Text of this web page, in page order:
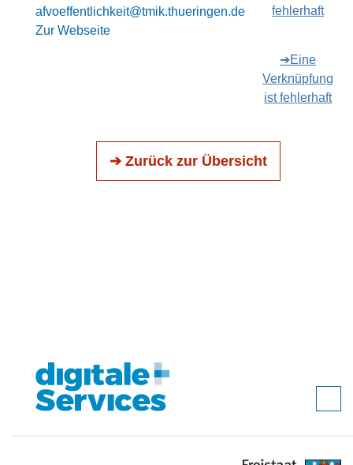
afvoeffentlichkeit@tmik.thueringen.de
Zur Webseite
fehlerhaft
➔Eine
Verknüpfung
ist fehlerhaft
➔ Zurück zur Übersicht